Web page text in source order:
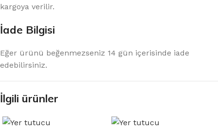
kargoya verilir.
İade Bilgisi
Eğer ürünü beğenmezseniz 14 gün içerisinde iade
edebilirsiniz.
İlgili ürünler